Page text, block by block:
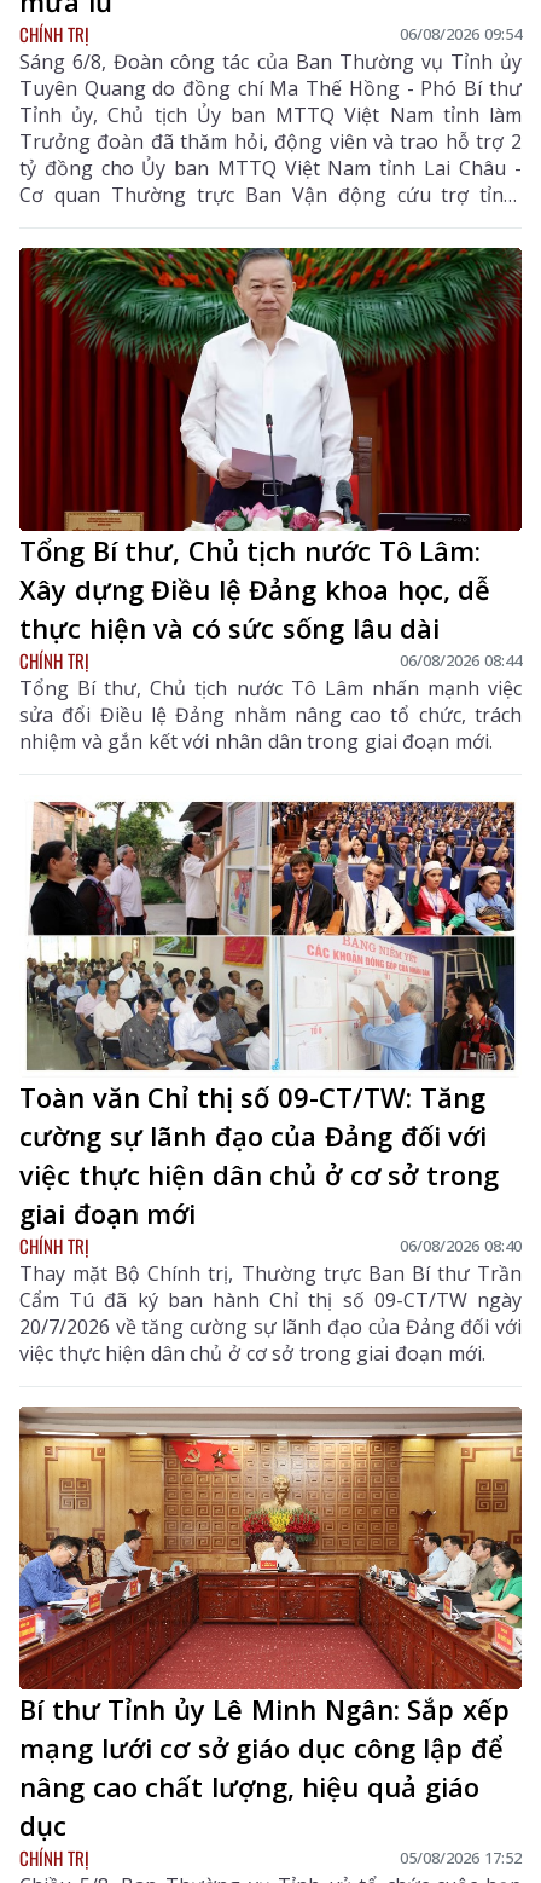
CHÍNH TRỊ 06/08/2026 09:54
Sáng 6/8, Đoàn công tác của Ban Thường vụ Tỉnh ủy
Tuyên Quang do đồng chí Ma Thế Hồng - Phó Bí thư
Tỉnh ủy, Chủ tịch Ủy ban MTTQ Việt Nam tỉnh làm
Trưởng đoàn đã thăm hỏi, động viên và trao hỗ trợ 2
tỷ đồng cho Ủy ban MTTQ Việt Nam tỉnh Lai Châu -
Cơ quan Thường trực Ban Vận động cứu trợ tỉnh,
nhằm giúp nhân dân khắc phục hậu quả thiên tai, mưa
lũ, sạt lở đất, sớm ổn định cuộc sống.
Tổng Bí thư, Chủ tịch nước Tô Lâm:
Xây dựng Điều lệ Đảng khoa học, dễ
thực hiện và có sức sống lâu dài
CHÍNH TRỊ 06/08/2026 08:44
Tổng Bí thư, Chủ tịch nước Tô Lâm nhấn mạnh việc
sửa đổi Điều lệ Đảng nhằm nâng cao tổ chức, trách
nhiệm và gắn kết với nhân dân trong giai đoạn mới.
Toàn văn Chỉ thị số 09-CT/TW: Tăng
cường sự lãnh đạo của Đảng đối với
việc thực hiện dân chủ ở cơ sở trong
giai đoạn mới
CHÍNH TRỊ 06/08/2026 08:40
Thay mặt Bộ Chính trị, Thường trực Ban Bí thư Trần
Cẩm Tú đã ký ban hành Chỉ thị số 09-CT/TW ngày
20/7/2026 về tăng cường sự lãnh đạo của Đảng đối với
việc thực hiện dân chủ ở cơ sở trong giai đoạn mới.
Bí thư Tỉnh ủy Lê Minh Ngân: Sắp xếp
mạng lưới cơ sở giáo dục công lập để
nâng cao chất lượng, hiệu quả giáo
dục
CHÍNH TRỊ 05/08/2026 17:52